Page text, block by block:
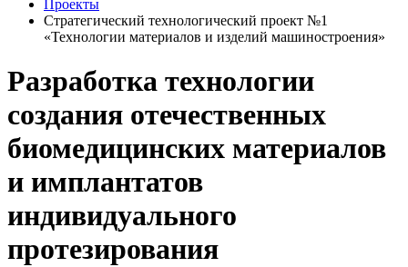
Проекты
Стратегический технологический проект №1
«Технологии материалов и изделий машиностроения»
Разработка технологии
создания отечественных
биомедицинских материалов
и имплантатов
индивидуального
протезирования